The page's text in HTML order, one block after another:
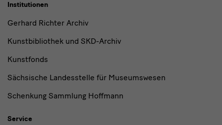
Institutionen
Gerhard Richter Archiv
Kunstbibliothek und SKD-Archiv
Kunstfonds
Sächsische Landesstelle für Museumswesen
Schenkung Sammlung Hoffmann
Service